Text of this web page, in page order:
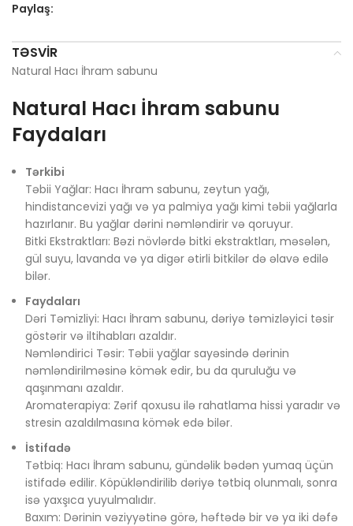
Paylaş:
TƏSVIR
Natural Hacı İhram sabunu
Natural Hacı İhram sabunu
Faydaları
Tərkibi
Təbii Yağlar: Hacı İhram sabunu, zeytun yağı,
hindistancevizi yağı və ya palmiya yağı kimi təbii yağlarla
hazırlanır. Bu yağlar dərini nəmləndirir və qoruyur.
Bitki Ekstraktları: Bəzi növlərdə bitki ekstraktları, məsələn,
gül suyu, lavanda və ya digər ətirli bitkilər də əlavə edilə
bilər.
Faydaları
Dəri Təmizliyi: Hacı İhram sabunu, dəriyə təmizləyici təsir
göstərir və iltihabları azaldır.
Nəmləndirici Təsir: Təbii yağlar sayəsində dərinin
nəmləndirilməsinə kömək edir, bu da quruluğu və
qaşınmanı azaldır.
Aromaterapiya: Zərif qoxusu ilə rahatlama hissi yaradır və
stresin azaldılmasına kömək edə bilər.
İstifadə
Tətbiq: Hacı İhram sabunu, gündəlik bədən yumaq üçün
istifadə edilir. Köpükləndirilib dəriyə tətbiq olunmalı, sonra
isə yaxşıca yuyulmalıdır.
Baxım: Dərinin vəziyyətinə görə, həftədə bir və ya iki dəfə